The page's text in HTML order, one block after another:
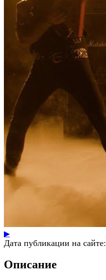
▶
Дата публикации на сайте:
Описание